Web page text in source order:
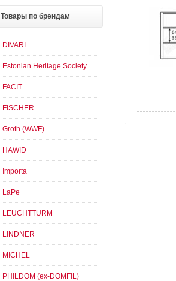
Товары по брендам
DIVARI
Estonian Heritage Society
FACIT
FISCHER
Groth (WWF)
HAWID
Importa
LaPe
LEUCHTTURM
LINDNER
MICHEL
PHILDOM (ex-DOMFIL)